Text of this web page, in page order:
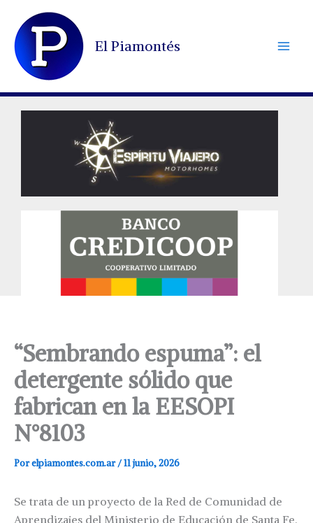
contenido
El Piamontés
“Sembrando espuma”: el
detergente sólido que
fabrican en la EESOPI
N°8103
Porelpiamontes.com.ar/11 junio, 2026
Se trata de un proyecto de la Red de Comunidad de
Aprendizajes del Ministerio de Educación de Santa Fe.